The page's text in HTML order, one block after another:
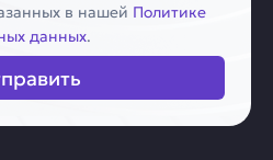
в нашей Политике
данных.